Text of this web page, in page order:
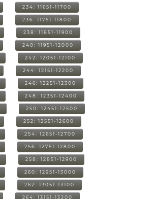
234: 11651-11700
236: 11751-11800
238: 11851-11900
240: 11951-12000
242: 12051-12100
244: 12151-12200
246: 12251-12300
248: 12351-12400
250: 12451-12500
252: 12551-12600
254: 12651-12700
256: 12751-12800
258: 12851-12900
260: 12951-13000
262: 13051-13100
264: 13151-13200